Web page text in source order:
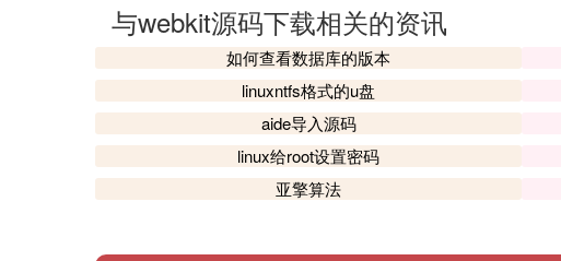
与webkit源码下载相关的资讯
如何查看数据库的版本
linuxntfs格式的u盘
aide导入源码
linux给root设置密码
亚擎算法